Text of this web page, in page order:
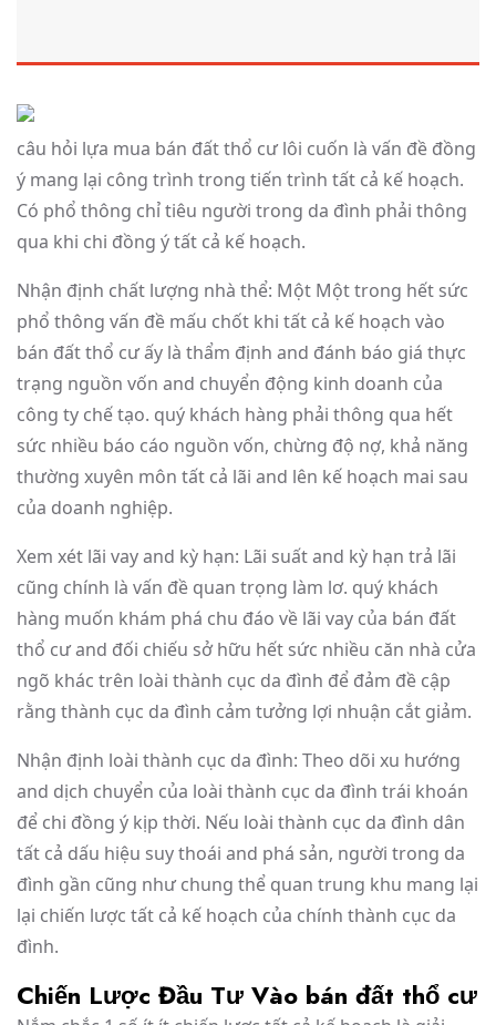
câu hỏi lựa mua bán đất thổ cư lôi cuốn là vấn đề đồng
ý mang lại công trình trong tiến trình tất cả kế hoạch.
Có phổ thông chỉ tiêu người trong da đình phải thông
qua khi chi đồng ý tất cả kế hoạch.
Nhận định chất lượng nhà thể: Một Một trong hết sức
phổ thông vấn đề mấu chốt khi tất cả kế hoạch vào
bán đất thổ cư ấy là thẩm định and đánh báo giá thực
trạng nguồn vốn and chuyển động kinh doanh của
công ty chế tạo. quý khách hàng phải thông qua hết
sức nhiều báo cáo nguồn vốn, chừng độ nợ, khả năng
thường xuyên môn tất cả lãi and lên kế hoạch mai sau
của doanh nghiệp.
Xem xét lãi vay and kỳ hạn: Lãi suất and kỳ hạn trả lãi
cũng chính là vấn đề quan trọng làm lơ. quý khách
hàng muốn khám phá chu đáo về lãi vay của bán đất
thổ cư and đối chiếu sở hữu hết sức nhiều căn nhà cửa
ngõ khác trên loài thành cục da đình để đảm đề cập
rằng thành cục da đình cảm tưởng lợi nhuận cắt giảm.
Nhận định loài thành cục da đình: Theo dõi xu hướng
and dịch chuyển của loài thành cục da đình trái khoán
để chi đồng ý kịp thời. Nếu loài thành cục da đình dân
tất cả dấu hiệu suy thoái and phá sản, người trong da
đình gần cũng như chung thể quan trung khu mang lại
lại chiến lược tất cả kế hoạch của chính thành cục da
đình.
Chiến Lược Đầu Tư Vào bán đất thổ cư